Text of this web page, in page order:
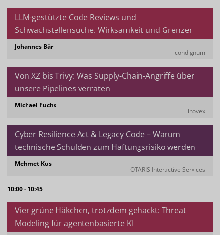
LLM-gestützte Code Reviews und
Schwachstellensuche: Wirksamkeit und Grenzen
Johannes Bär
condignum
Von XZ bis Trivy: Was Supply-Chain-Angriffe über
unsere Pipelines verraten
Michael Fuchs
inovex
Cyber Resilience Act & Legacy Code – Warum
technische Schulden zum Haftungsrisiko werden
Mehmet Kus
OTARIS Interactive Services
10:00 - 10:45
Vier grüne Häkchen, trotzdem gehackt: Threat
Modeling für agentenbasierte KI